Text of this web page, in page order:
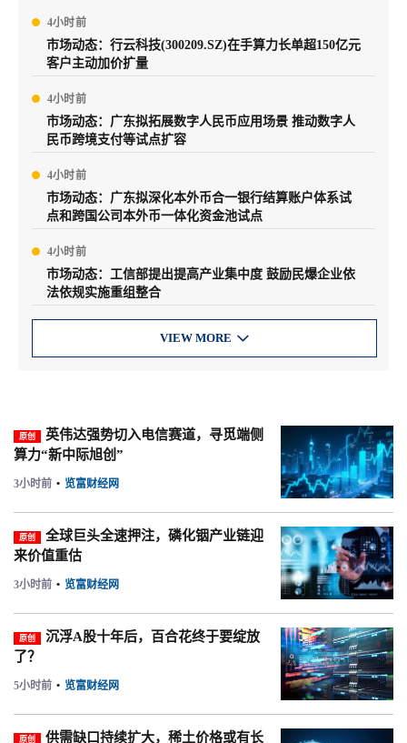
4小时前
市场动态：行云科技(300209.SZ)在手算力长单超150亿元
客户主动加价扩量
4小时前
市场动态：广东拟拓展数字人民币应用场景 推动数字人
民币跨境支付等试点扩容
4小时前
市场动态：广东拟深化本外币合一银行结算账户体系试
点和跨国公司本外币一体化资金池试点
4小时前
市场动态：工信部提出提高产业集中度 鼓励民爆企业依
法依规实施重组整合
VIEW MORE 
原创
英伟达强势切入电信赛道，寻觅端侧
算力“新中际旭创”
3小时前 • 览富财经网
原创
全球巨头全速押注，磷化铟产业链迎
来价值重估
3小时前 • 览富财经网
原创
沉浮A股十年后，百合花终于要绽放
了？
5小时前 • 览富财经网
原创
供需缺口持续扩大，稀土价格或有长